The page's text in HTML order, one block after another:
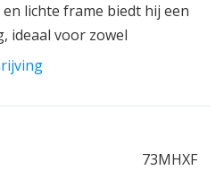
lichte frame biedt hij een
ideaal voor zowel
met moderne
ABS voor extra veiligheid.
straten van de stad rijdt of
73MHXF